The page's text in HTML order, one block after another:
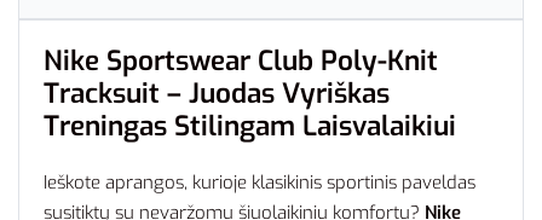
Nike Sportswear Club Poly-Knit
Tracksuit – Juodas Vyriškas
Treningas Stilingam Laisvalaikiui
Ieškote aprangos, kurioje klasikinis sportinis paveldas
susitiktų su nevaržomu šiuolaikiniu komfortu? Nike